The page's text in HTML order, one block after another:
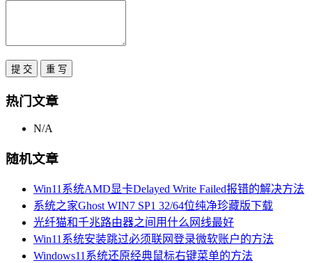
热门文章
N/A
随机文章
Win11系统AMD显卡Delayed Write Failed报错的解决方法
系统之家Ghost WIN7 SP1 32/64位纯净珍藏版下载
光纤猫和千兆路由器之间用什么网线最好
Win11系统安装跳过必须联网登录微软账户的方法
Windows11系统还原经典鼠标右键菜单的方法